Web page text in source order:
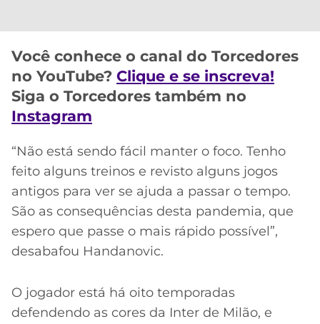
MELHORES
ONLINE
2026
INTERNACIONAL
GRÊMIO
ATLÉTICO
MG
CRUZEIRO
CAMPEÕES
LALIGA
Você conhece o canal do Torcedores
no YouTube? Clique e se inscreva!
Siga o Torcedores também no
Instagram
“Não está sendo fácil manter o foco. Tenho
feito alguns treinos e revisto alguns jogos
antigos para ver se ajuda a passar o tempo.
São as consequências desta pandemia, que
espero que passe o mais rápido possível”,
desabafou Handanovic.
O jogador está há oito temporadas
defendendo as cores da Inter de Milão, e